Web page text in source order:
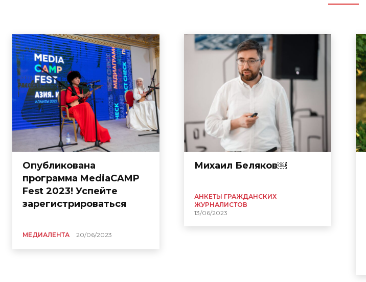
Опубликована
программа MediaCAMP
Fest 2023! Успейте
зарегистрироваться
МЕДИАЛЕНТА 20/06/2023
Михаил Беляков￼
АНКЕТЫ ГРАЖДАНСКИХ
ЖУРНАЛИСТОВ
13/06/2023